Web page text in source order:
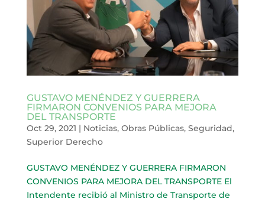
GUSTAVO MENÉNDEZ Y GUERRERA
FIRMARON CONVENIOS PARA MEJORA
DEL TRANSPORTE
Oct 29, 2021 | Noticias, Obras Públicas, Seguridad,
Superior Derecho
GUSTAVO MENÉNDEZ Y GUERRERA FIRMARON
CONVENIOS PARA MEJORA DEL TRANSPORTE El
Intendente recibió al Ministro de Transporte de